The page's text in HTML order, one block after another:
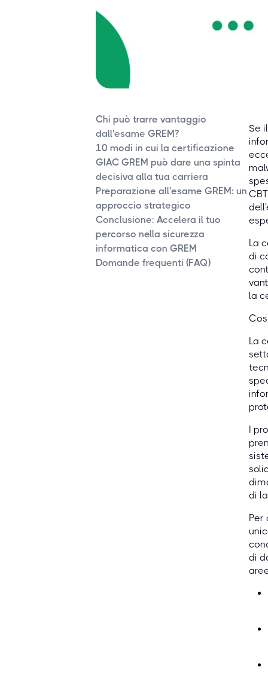
Chi può trarre vantaggio
dall'esame GREM?
10 modi in cui la certificazione
GIAC GREM può dare una spinta
decisiva alla tua carriera
Preparazione all'esame GREM: un
approccio strategico
Conclusione: Accelera il tuo
percorso nella sicurezza
informatica con GREM
Domande frequenti (FAQ)
Se
La
di
la
La
I
di
Per
di